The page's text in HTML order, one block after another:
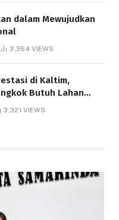
dalam Mewujudkan
3,364VIEWS
di Kaltim,
Butuh Lahan
3,321VIEWS